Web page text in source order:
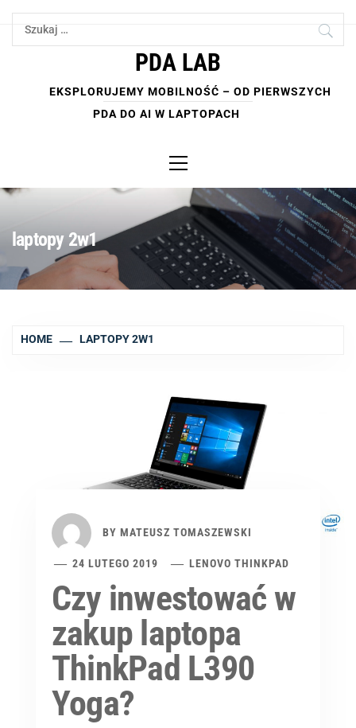
Skip
Szukaj:
PDA LAB
EKSPLORUJEMY MOBILNOŚĆ – OD PIERWSZYCH
PDA DO AI W LAPTOPACH
Menu
laptopy 2w1
HOME LAPTOPY 2W1
BY MATEUSZ TOMASZEWSKI
24 LUTEGO 2019 LENOVO THINKPAD
Czy inwestować w
zakup laptopa
ThinkPad L390
Yoga?